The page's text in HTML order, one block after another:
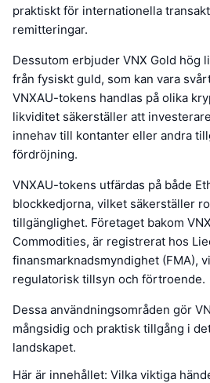
praktiskt för internationella
remitteringar.
Dessutom erbjuder VNX Gold hög
från fysiskt guld, som kan vara
VNXAU-tokens handlas på olika
likviditet säkerställer att
innehav till kontanter eller andra
fördröjning.
VNXAU-tokens utfärdas på både
blockkedjorna, vilket säkerställer
tillgänglighet. Företaget bakom
Commodities, är registrerat hos
finansmarknadsmyndighet (FMA),
regulatorisk tillsyn och förtroende.
Dessa användningsområden gör
mångsidig och praktisk tillgång i
landskapet.
Här är innehållet: Vilka viktiga